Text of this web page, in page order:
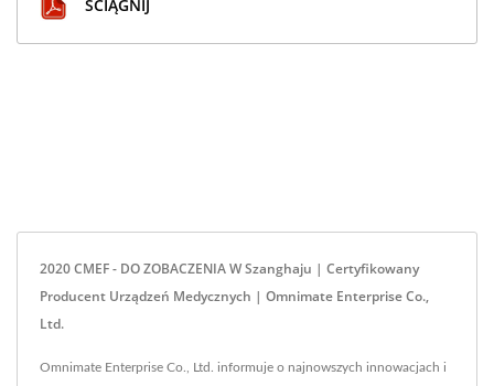
ŚCIĄGNIJ
2020 CMEF - DO ZOBACZENIA W Szanghaju | Certyfikowany
Producent Urządzeń Medycznych | Omnimate Enterprise Co.,
Ltd.
Omnimate Enterprise Co., Ltd. informuje o najnowszych innowacjach i